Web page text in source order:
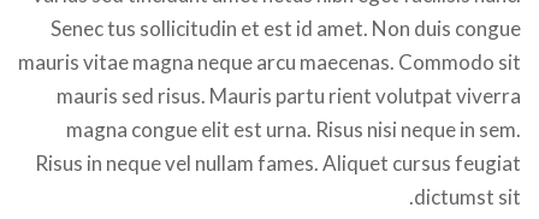
Senec tus sollicitudin et est id amet. Non duis congue
mauris vitae magna neque arcu maecenas. Commodo sit
mauris sed risus. Mauris partu rient volutpat viverra
magna congue elit est urna. Risus nisi neque in sem.
Risus in neque vel nullam fames. Aliquet cursus feugiat
dictumst sit.